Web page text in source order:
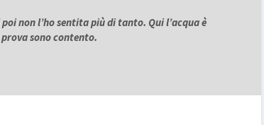
non l’ho sentita più di tanto. Qui l’acqua è
sono contento.